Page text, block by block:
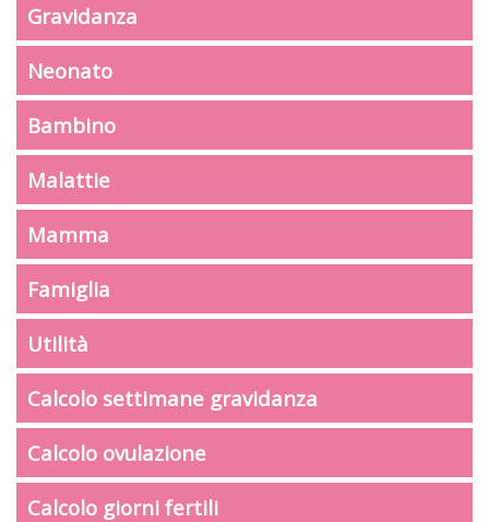
Gravidanza
Neonato
Bambino
Malattie
Mamma
Famiglia
Utilità
Calcolo settimane gravidanza
Calcolo ovulazione
Calcolo giorni fertili